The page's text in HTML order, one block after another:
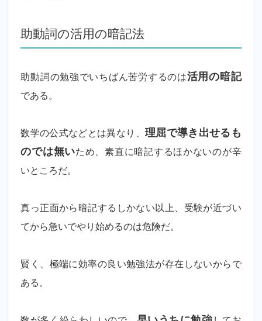
助動詞の活用の暗記法
助動詞の勉強でいちばん苦労するのは活用の暗記
である。
数学の公式などとは異なり、 理屈で導き出せるも
のでは無いため、素直に暗記するほかないのが辛
いところだ。
真っ正面から暗記するしかない以上、受験が近づい
てから急いでやり始めるのは危険だ。
賢く、極端に効率の良い勉強法が存在しないからで
ある。